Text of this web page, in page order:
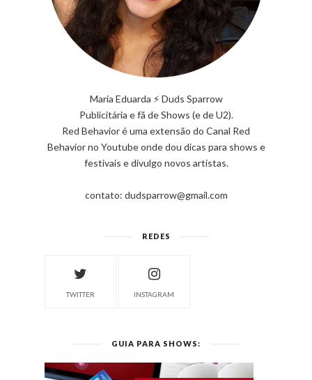
Maria Eduarda ⚡ Duds Sparrow
Publicitária e fã de Shows (e de U2).
Red Behavior é uma extensão do Canal Red
Behavior no Youtube onde dou dicas para shows e
festivais e divulgo novos artistas.
contato: dudsparrow@gmail.com
REDES
TWITTER INSTAGRAM
GUIA PARA SHOWS: